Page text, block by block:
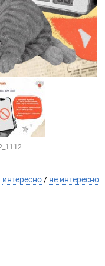
интересно / не интересно